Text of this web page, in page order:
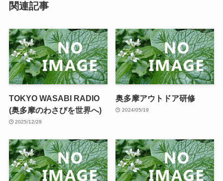
関連記事
TOKYO WASABI RADIO
(奥多摩のわさびを世界へ)
2025/12/29
奥多摩アウトドア研修
2024/05/19